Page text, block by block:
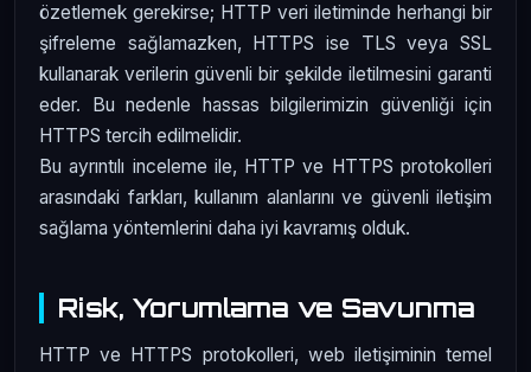
özetlemek gerekirse; HTTP veri iletiminde herhangi bir
şifreleme sağlamazken, HTTPS ise TLS veya SSL
kullanarak verilerin güvenli bir şekilde iletilmesini garanti
eder. Bu nedenle hassas bilgilerimizin güvenliği için
HTTPS tercih edilmelidir.
Bu ayrıntılı inceleme ile, HTTP ve HTTPS protokolleri
arasındaki farkları, kullanım alanlarını ve güvenli iletişim
sağlama yöntemlerini daha iyi kavramış olduk.
Risk, Yorumlama ve Savunma
HTTP ve HTTPS protokolleri, web iletişiminin temel